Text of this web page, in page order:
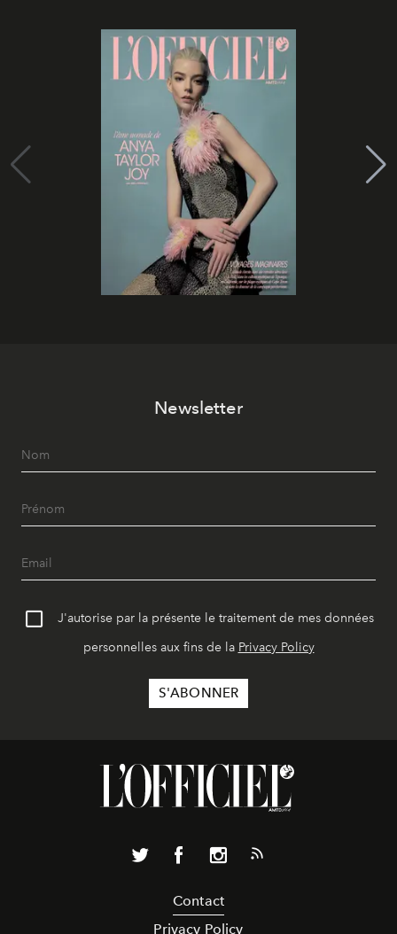
Newsletter
J'autorise par la présente le traitement de mes données
personnelles aux fins de la Privacy Policy
Contact
Privacy Policy